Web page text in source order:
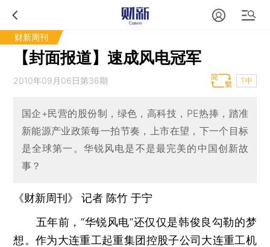
财新周刊
【封面报道】速成风电冠军
2010年09月06日第36期 T中
国企+民营的股份制，绿色，高科技，PE热捧，踏准
新能源产业政策每一拍节奏，上市在望，下一个目标
是全球第一。华锐风电是不是最完美的中国创新故
事？
《财新周刊》 记者 陈竹于宁
五年前，“华锐风电”还仅仅是韩俊良勾勒的梦
想。作为大连重工起重集团控股子公司大连重工机